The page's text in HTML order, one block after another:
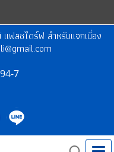
ฟลชไดร์ฟ สำหรับแจกเนื่อง
7